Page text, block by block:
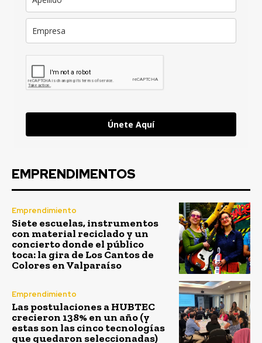
Únete Aquí
EMPRENDIMENTOS
Emprendimiento
Siete escuelas, instrumentos
con material reciclado y un
concierto donde el público
toca: la gira de Los Cantos de
Colores en Valparaíso
Emprendimiento
Las postulaciones a HUBTEC
crecieron 138% en un año (y
estas son las cinco tecnologías
que quedaron seleccionadas)